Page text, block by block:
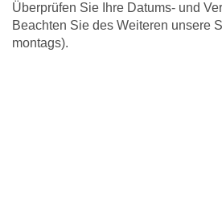
Überprüfen Sie Ihre Datums- und
Beachten Sie des Weiteren unsere
montags).